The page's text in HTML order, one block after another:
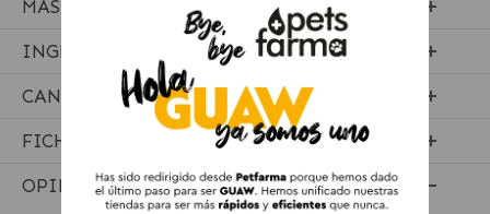
MÁS INFORMACIÓN
INGREDIENTES
CANTIDADES RECOMENDADAS
FICHA TÉCNICA
OPINIONES